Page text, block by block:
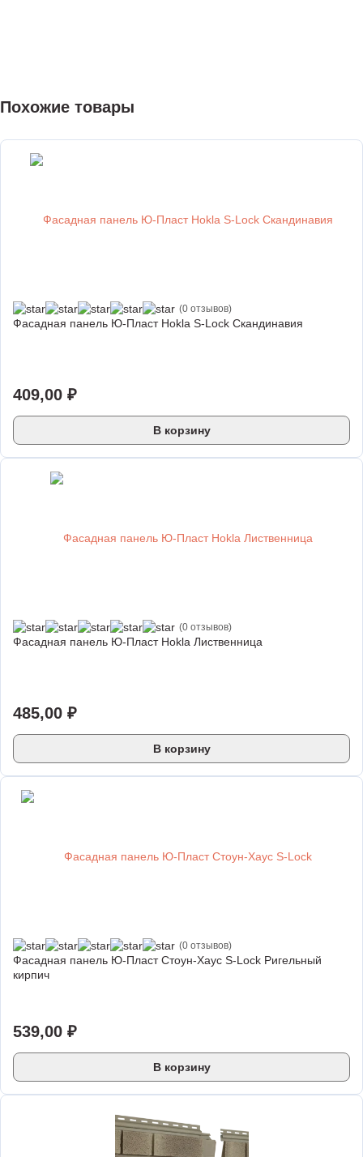
Похожие товары
(0 отзывов)
Фасадная панель Ю-Пласт Hokla S-Lock Скандинавия
409,00 ₽
В корзину
(0 отзывов)
Фасадная панель Ю-Пласт Hokla Лиственница
485,00 ₽
В корзину
(0 отзывов)
Фасадная панель Ю-Пласт Стоун-Хаус S-Lock Ригельный
кирпич
539,00 ₽
В корзину